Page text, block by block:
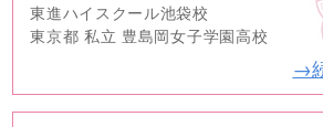
東進ハイスクール池袋校
東京都 私立 豊島岡女子学園高校
→